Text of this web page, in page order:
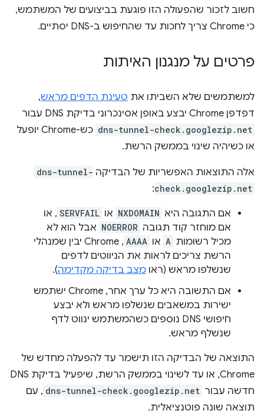
חשוב לזכור שהפעולה הזו פוגעת בביצועים של המשתמש,
כי Chrome צריך לחכות עד שהחיפוש ב-DNS יסתיים.
פרטים על מנגנון האיתות
למשתמשים שלא השביתו את טעינת הדפים מראש,
דפדפן Chrome יבצע באופן אסינכרוני בדיקת DNS עבור
dns-tunnel-check.googlezip.net
כש-Chrome יופעל
או כשיהיה שינוי בממשק הרשת.
אלה התוצאות האפשריות של הבדיקה dns-tunnel-
check.googlezip.net
:
אם התגובה היא NXDOMAIN או SERVFAIL , או
אם מוחזר קוד תגובה NOERROR אבל הוא לא
מכיל רשומות A או AAAA
, Chrome יבין שמנהלי
הרשת צריכים לראות את הניווטים לדפים
שנשלפו מראש (ראו מצב בדיקה מקדימה).
אם התשובה היא כל ערך אחר, Chrome ישתמש
ישירות במשאבים שנשלפו מראש ולא יבצע
חיפושי DNS נוספים כשהמשתמש ינווט לדף
שנשלף מראש.
התוצאה של הבדיקה הזו תישמר עד להפעלה מחדש של
Chrome, או עד לשינוי בממשק הרשת, שיפעיל בדיקת DNS
חדשה עבור dns-tunnel-check.googlezip.net , עם
תוצאה שונה פוטנציאלית.